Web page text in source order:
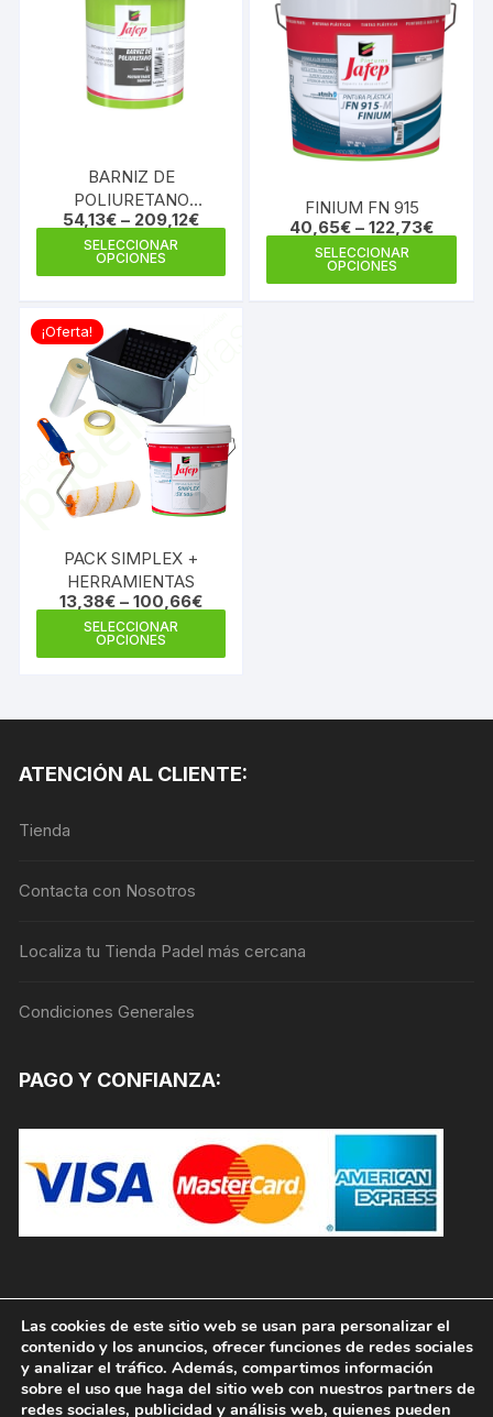
BARNIZ DE
POLIURETANO
BICOMPONENTE AL
AGUA
54,13€ – 209,12€
SELECCIONAR
OPCIONES
se
pueden
elegir
en
producto
FINIUM FN 915
40,65€ –122,73€
SELECCIONAR
OPCIONES
¡Oferta!
PACK SIMPLEX +
HERRAMIENTAS
13,38€ –100,66€
SELECCIONAR
OPCIONES
opciones
ATENCIÓN AL CLIENTE:
Tienda
Contacta con Nosotros
Localiza tu Tienda Padel más cercana
Condiciones Generales
PAGO Y CONFIANZA:
Las cookies de este sitio web se usan para personalizar el
contenido y los anuncios, ofrecer funciones de redes sociales
y analizar el tráfico. Además, compartimos información
sobre el uso que haga del sitio web con nuestros partners de
redes sociales, publicidad y análisis web, quienes pueden